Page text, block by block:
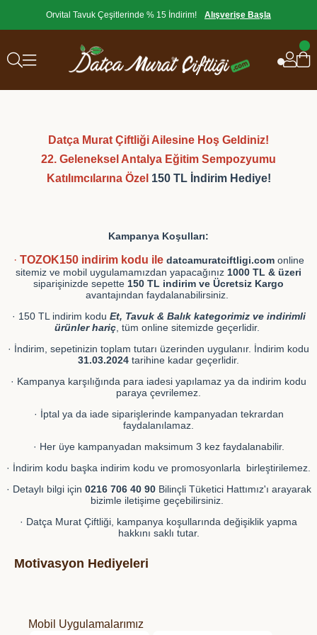
Orvital Tavuk Çeşitlerinde % 15 İndirim! Alışverişe Başla
Datça Murat Çiftliği Ailesine Hoş Geldiniz!
22. Geleneksel Antalya Eğitim Sempozyumu
Katılımcılarına Özel 150 TL İndirim Hediye!
Kampanya Koşulları:
· TOZOK150 indirim kodu ile datcamuratciftligi.comonline
sitemiz ve mobil uygulamamızdan yapacağınız 1000 TL & üzeri
siparişinizde sepette 150 TL indirim ve Ücretsiz Kargo
avantajından faydalanabilirsiniz.
· 150 TL indirim kodu Et, Tavuk & Balık kategorimiz ve indirimli
ürünler hariç , tüm online sitemizde geçerlidir.
· İndirim, sepetinizin toplam tutarı üzerinden uygulanır. İndirim kodu
31.03.2024 tarihine kadar geçerlidir.
· Kampanya karşılığında para iadesi yapılamaz ya da indirim kodu
paraya çevrilemez.
· İptal ya da iade siparişlerinde kampanyadan tekrardan
faydalanılamaz.
· Her üye kampanyadan maksimum 3 kez faydalanabilir.
· İndirim kodu başka indirim kodu ve promosyonlarla birleştirilemez.
· Detaylı bilgi için 0216 706 40 90Bilinçli Tüketici Hattımız'ı arayarak
bizimle iletişime geçebilirsiniz.
· Datça Murat Çiftliği, kampanya koşullarında değişiklik yapma
hakkını saklı tutar.
Motivasyon Hediyeleri
Mobil Uygulamalarımız